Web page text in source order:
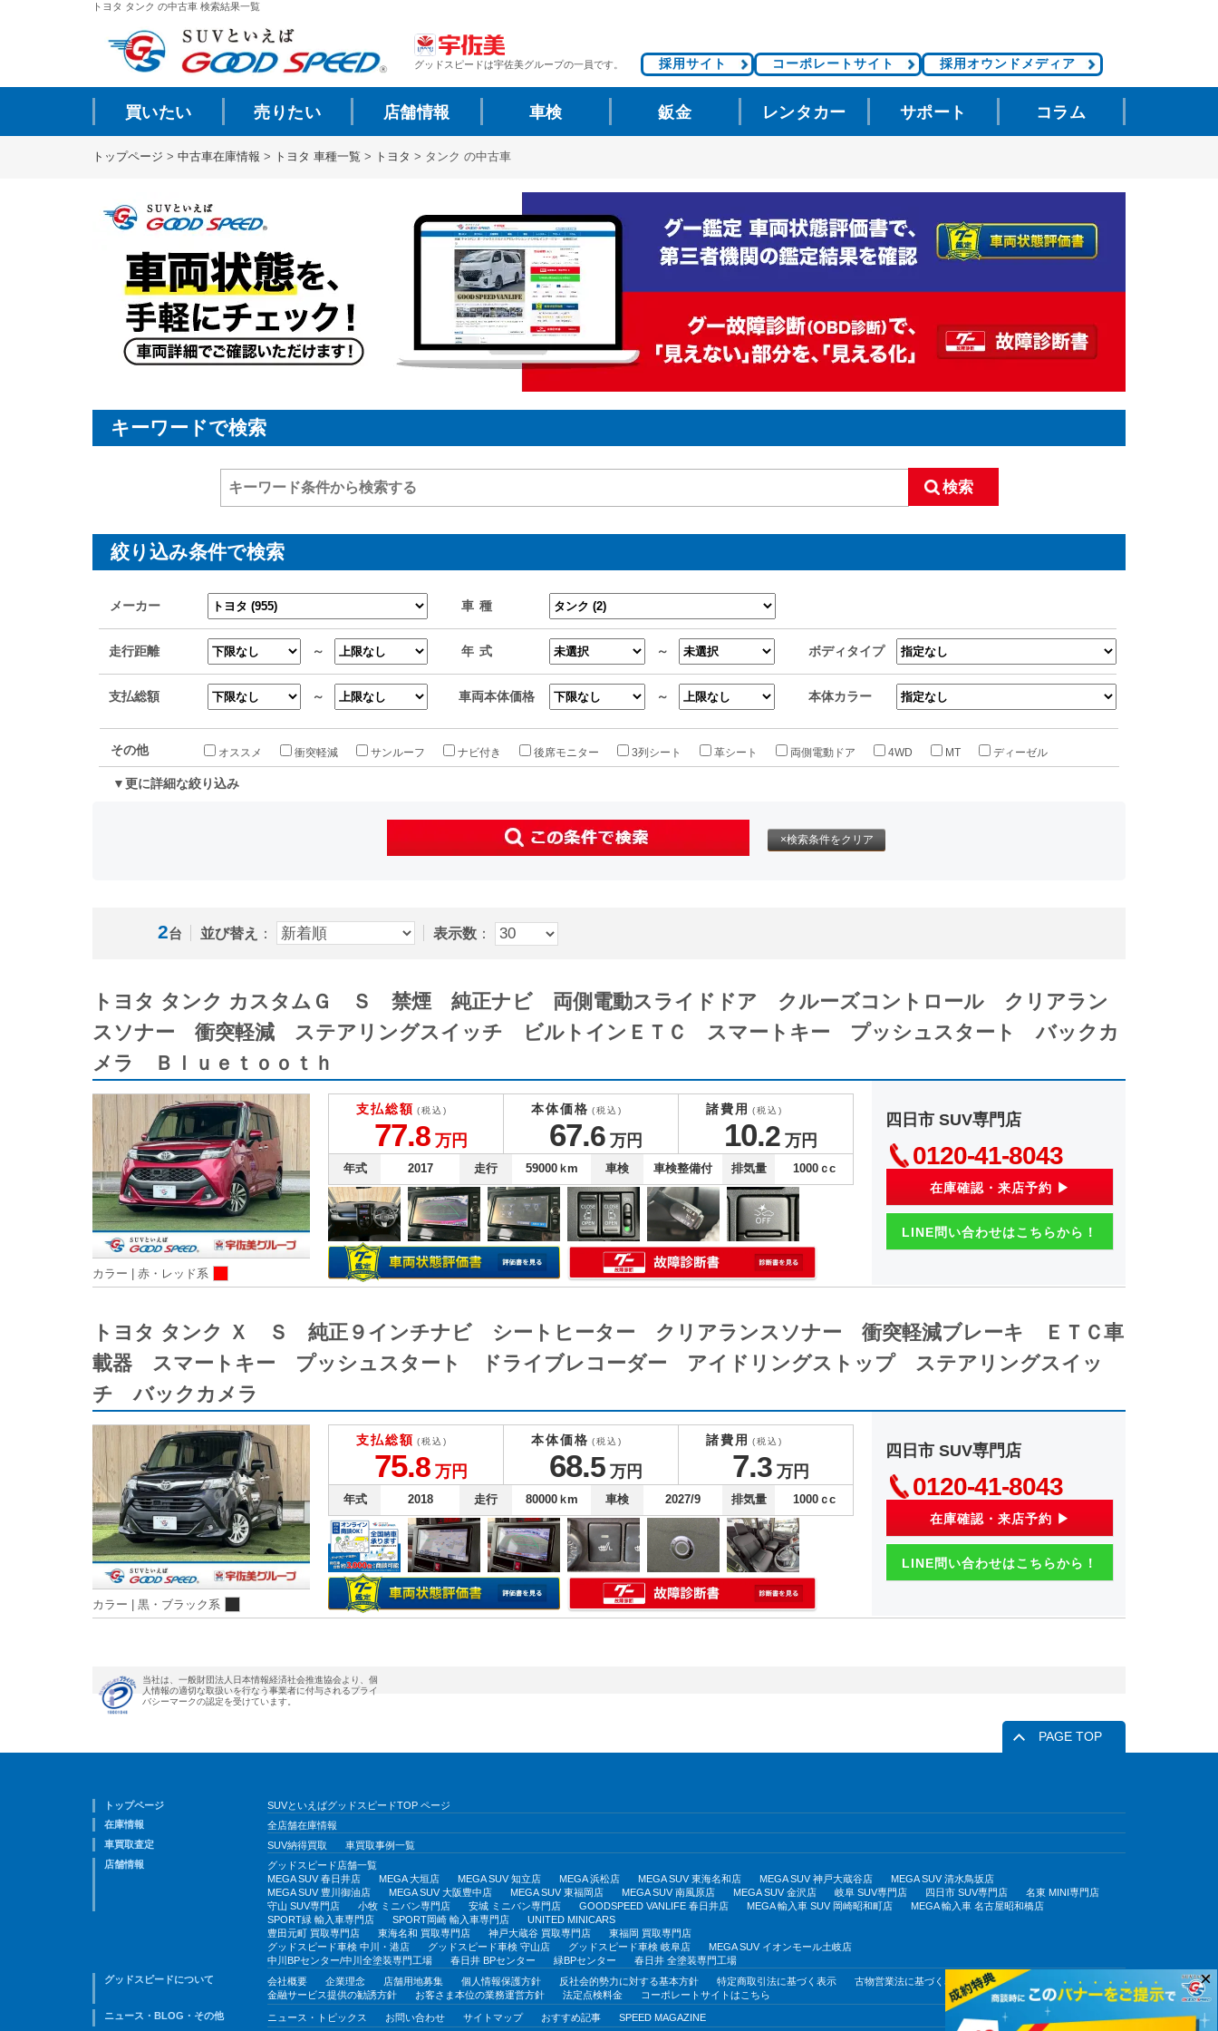
トヨタ タンク の中古車 検索結果一覧
グッドスピードは宇佐美グループの一員です。 採用サイト コーポレートサイト 採用オウンドメディア
買いたい 売りたい 店舗情報 車検 鈑金 レンタカー サポート コラム
トップページ > 中古車在庫情報 > トヨタ 車種一覧 > トヨタ > タンク の中古車
キーワードで検索
絞り込み条件で検索
メーカー 車種
走行距離 ～ 年式 ～ ボディタイプ
支払総額 ～ 車両本体価格 ～ 本体カラー
その他 オススメ 衝突軽減 サンルーフ ナビ付き 後席モニター 3列シート 革シート 両側電動ドア 4WD MT ディーゼル
▼更に詳細な絞り込み
×検索条件をクリア
2台 並び替え ： 表示数：
トヨタ タンク カスタムＧ Ｓ 禁煙 純正ナビ 両側電動スライドドア クルーズコントロール クリアラン
スソナー 衝突軽減 ステアリングスイッチ ビルトインＥＴＣ スマートキー プッシュスタート バックカ
メラ Ｂｌｕｅｔｏｏｔｈ
カラー | 赤・レッド系
支払総額 (税込)
77.8 万円
本体価格 (税込)
67.6 万円
諸費用 (税込)
10.2 万円
年式 2017 走行 59000ｋm 車検 車検整備付 排気量 1000 ｃc
四日市 SUV専門店
0120-41-8043
在庫確認・来店予約 ▶
LINE問い合わせはこちらから！
トヨタ タンク Ｘ Ｓ 純正９インチナビ シートヒーター クリアランスソナー 衝突軽減ブレーキ ＥＴＣ車
載器 スマートキー プッシュスタート ドライブレコーダー アイドリングストップ ステアリングスイッ
チ バックカメラ
カラー | 黒・ブラック系
支払総額 (税込)
75.8 万円
本体価格 (税込)
68.5 万円
諸費用 (税込)
7.3 万円
年式 2018 走行 80000ｋm 車検 2027/9 排気量 1000 ｃc
四日市 SUV専門店
0120-41-8043
在庫確認・来店予約 ▶
LINE問い合わせはこちらから！
PAGE TOP
トップページ
SUVといえばグッドスピードTOP ページ
在庫情報
全店舗在庫情報
車買取査定
SUV納得買取
車買取事例一覧
店舗情報
グッドスピード店舗一覧
MEGA SUV 春日井店
MEGA 大垣店 MEGA SUV 知立店 MEGA 浜松店 MEGA SUV 東海名和店 MEGA SUV 神戸大蔵谷店
MEGA SUV 清水鳥坂店
MEGA SUV 豊川御油店
MEGA SUV 大阪豊中店 MEGA SUV 東福岡店 MEGA SUV 南風原店 MEGA SUV 金沢店 岐阜 SUV専門店 四日市 SUV専門店
名東 MINI専門店
守山 SUV専門店
小牧 ミニバン専門店 安城 ミニバン専門店 GOODSPEED VANLIFE 春日井店 MEGA 輸入車 SUV 岡崎昭和町店
MEGA 輸入車 名古屋昭和橋店
SPORT緑 輸入車専門店
SPORT岡崎 輸入車専門店
UNITED MINICARS
豊田元町 買取専門店
東海名和 買取専門店 神戸大蔵谷 買取専門店
東福岡 買取専門店
グッドスピード車検 中川・港店
グッドスピード車検 守山店 グッドスピード車検 岐阜店
MEGA SUV イオンモール土岐店
中川BPセンター/中川全塗装専門工場
春日井 BPセンター 緑BPセンター
春日井 全塗装専門工場
グッドスピードについて
会社概要 企業理念 店舗用地募集 個人情報保護方針 反社会的勢力に対する基本方針 特定商取引法に基づく表示
古物営業法に基づく表示
金融サービス提供の勧誘方針
お客さま本位の業務運営方針 法定点検料金
コーポレートサイトはこちら
ニュース・BLOG・その他
ニュース・トピックス お問い合わせ サイトマップ おすすめ記事 SPEED MAGAZINE
当社は、一般財団法人日本情報経済社会推進協会より、個
人情報の適切な取扱いを行なう事業者に付与されるプライ
バシーマークの認定を受けています。
×